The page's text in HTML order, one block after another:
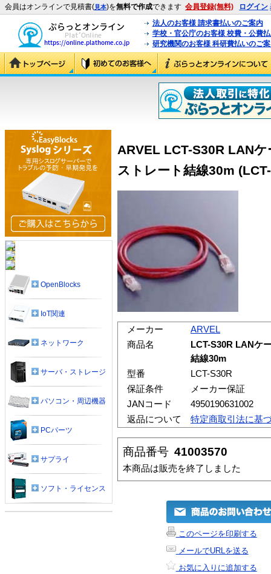
会員はオンラインで見積書(見本)を無料で作成できます 会員登録(無料) ログイン
法人のお客様 請求書払いのご案内
学校・官公庁のお客様 校費・公費
研究機関のお客様 科研費払いのご
ARVEL LCT-S30R LAN
ストレート結線30m
メーカー
ARVEL
商品名
LCT-S30R LANケ
結線30m
型番
LCT-S30R
保証条件
メーカー保証
JANコード
4950190631002
返品について
特定商取引法に基
商品番号 41003570
本商品は販売を終了しました
このページを印刷する
メールでURLを送る
お気に入りに追加する
OpenBlocks
IoT関連
ネットワーク
サーバ・ストレージ
パソコン・周辺機器
PCパーツ
サプライ
ソフト・ライセンス